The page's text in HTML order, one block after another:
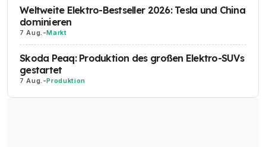
Weltweite Elektro-Bestseller 2026: Tesla und China
dominieren
7 Aug. -Markt
Skoda Peaq: Produktion des großen Elektro-SUVs
gestartet
7 Aug. -Produktion